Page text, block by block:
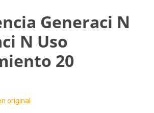
Generaci N
N Uso
20
original